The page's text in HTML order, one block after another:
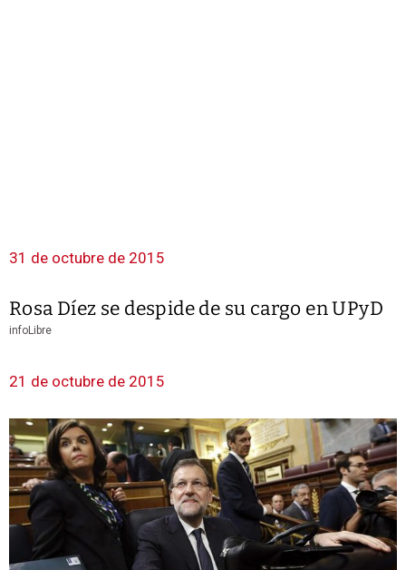
31 de octubre de 2015
Rosa Díez se despide de su cargo en UPyD
infoLibre
21 de octubre de 2015